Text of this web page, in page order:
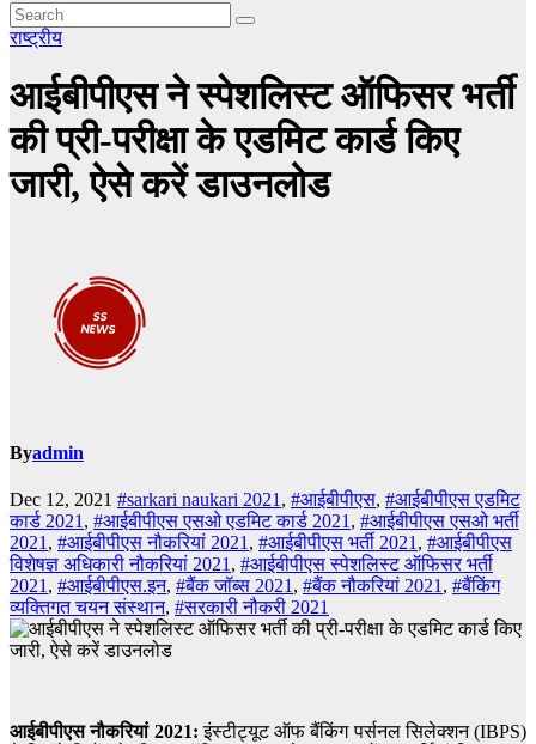
राष्ट्रीय
आईबीपीएस ने स्पेशलिस्ट ऑफिसर भर्ती
की प्री-परीक्षा के एडमिट कार्ड किए
जारी, ऐसे करें डाउनलोड
Byadmin
Dec 12, 2021 #sarkari naukari 2021, #आईबीपीएस, #आईबीपीएस एडमिट
कार्ड 2021, #आईबीपीएस एसओ एडमिट कार्ड 2021, #आईबीपीएस एसओ भर्ती
2021, #आईबीपीएस नौकरियां 2021, #आईबीपीएस भर्ती 2021, #आईबीपीएस
विशेषज्ञ अधिकारी नौकरियां 2021, #आईबीपीएस स्पेशलिस्ट ऑफिसर भर्ती
2021, #आईबीपीएस.इन, #बैंक जॉब्स 2021, #बैंक नौकरियां 2021, #बैंकिंग
व्यक्तिगत चयन संस्थान, #सरकारी नौकरी 2021
आईबीपीएस नौकरियां 2021: इंस्टीट्यूट ऑफ बैंकिंग पर्सनल सिलेक्शन (IBPS)